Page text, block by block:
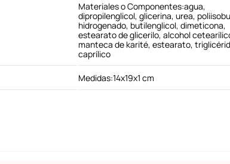
Materiales o Componentes:agua,
dipropilenglicol, glicerina, urea,
hidrogenado, butilenglicol, dimeticona,
estearato de glicerilo, alcohol
manteca de karité, estearato,
caprílico
Medidas:14x19x1 cm